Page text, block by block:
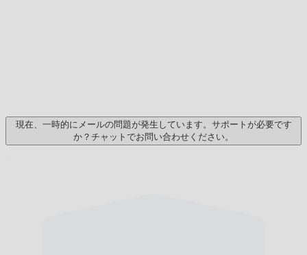
現在、一時的にメールの問題が発生しています。サポートが必要です
か？チャットでお問い合わせください。